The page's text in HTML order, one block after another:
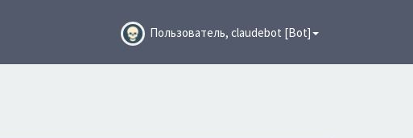
Пользователь, claudebot [Bot]